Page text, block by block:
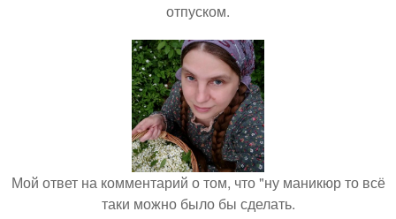
отпуском.
Мой ответ на комментарий о том, что "ну маникюр то всё
таки можно было бы сделать.